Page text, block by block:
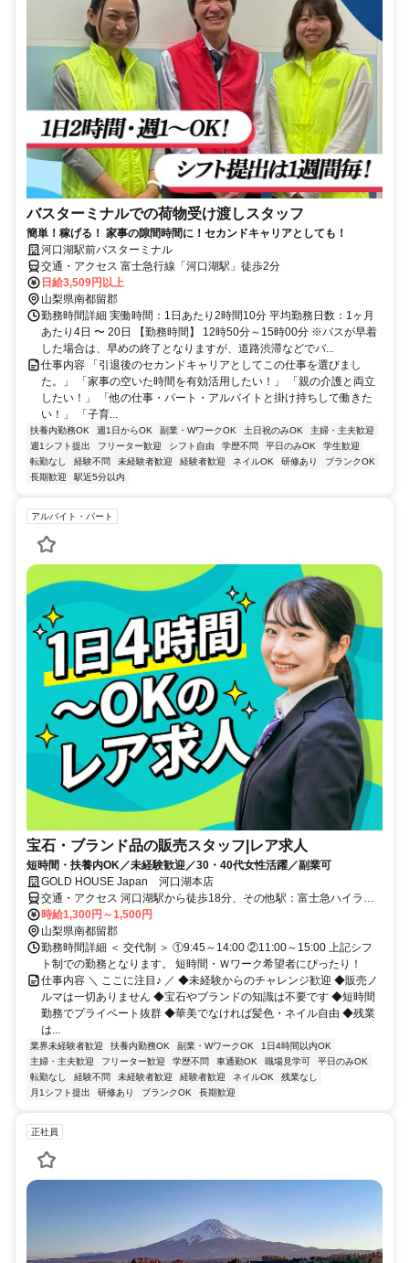
バスターミナルでの荷物受け渡しスタッフ
簡単！稼げる！ 家事の隙間時間に！セカンドキャリアとしても！
河口湖駅前バスターミナル
交通・アクセス 富士急行線「河口湖駅」徒歩2分
日給3,509円以上
山梨県南都留郡
勤務時間詳細 実働時間：1日あたり2時間10分 平均勤務日数：1ヶ月
あたり4日 〜 20日 【勤務時間】 12時50分～15時00分 ※バスが早着
した場合は、早めの終了となりますが、道路渋滞などでバ...
仕事内容 「引退後のセカンドキャリアとしてこの仕事を選びまし
た。」 「家事の空いた時間を有効活用したい！」 「親の介護と両立
したい！」 「他の仕事・パート・アルバイトと掛け持ちして働きた
い！」 「子育...
扶養内勤務OK 週1日からOK 副業・WワークOK 土日祝のみOK
主婦・主夫歓迎
週1シフト提出
フリーター歓迎 シフト自由 学歴不問 平日のみOK
学生歓迎
転勤なし
経験不問 未経験者歓迎 経験者歓迎 ネイルOK 研修あり
ブランクOK
長期歓迎
駅近5分以内
アルバイト・パート
宝石・ブランド品の販売スタッフ|レア求人
短時間・扶養内OK／未経験歓迎／30・40代女性活躍／副業可
GOLD HOUSE Japan 河口湖本店
交通・アクセス 河口湖駅から徒歩18分、その他駅：富士急ハイラン
ド駅・富士山駅
時給1,300円～1,500円
山梨県南都留郡
勤務時間詳細 ＜ 交代制 ＞ ①9:45～14:00 ②11:00～15:00 上記シフ
ト制での勤務となります。 短時間・Ｗワーク希望者にぴったり！
仕事内容 ＼ ここに注目♪ ／ ◆未経験からのチャレンジ歓迎 ◆販売ノ
ルマは一切ありません ◆宝石やブランドの知識は不要です ◆短時間
勤務でプライベート抜群 ◆華美でなければ髪色・ネイル自由 ◆残業
は...
業界未経験者歓迎 扶養内勤務OK 副業・WワークOK
1日4時間以内OK
主婦・主夫歓迎
フリーター歓迎 学歴不問 車通勤OK 職場見学可
平日のみOK
転勤なし
経験不問 未経験者歓迎 経験者歓迎 ネイルOK
残業なし
月1シフト提出
研修あり ブランクOK 長期歓迎
正社員